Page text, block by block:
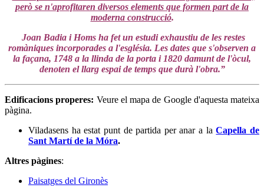
però se n'aprofitaren diversos elements que formen part de la
moderna construcció.
Joan Badia i Homs ha fet un estudi exhaustiu de les restes
romàniques incorporades a l'església. Les dates que s'observen a
la façana, 1748 a la llinda de la porta i 1820 damunt de l'òcul,
denoten el llarg espai de temps que durà l'obra.”
Edificacions properes: Veure el mapa de Google d'aquesta mateixa
pàgina.
Viladasens ha estat punt de partida per anar a laCapella de
Sant Martí de la Móra.
Altres pàgines:
Paisatges del Gironès